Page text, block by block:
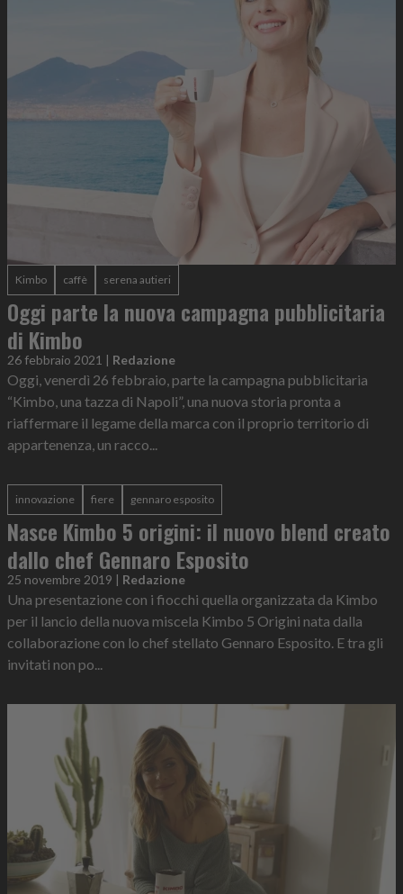
Kimbo caffè serena autieri
Oggi parte la nuova campagna pubblicitaria
di Kimbo
26 febbraio 2021 | Redazione
Oggi, venerdì 26 febbraio, parte la campagna pubblicitaria
“Kimbo, una tazza di Napoli”, una nuova storia pronta a
riaffermare il legame della marca con il proprio territorio di
appartenenza, un racco...
innovazione fiere gennaro esposito
Nasce Kimbo 5 origini: il nuovo blend creato
dallo chef Gennaro Esposito
25 novembre 2019 | Redazione
Una presentazione con i fiocchi quella organizzata da Kimbo
per il lancio della nuova miscela Kimbo 5 Origini nata dalla
collaborazione con lo chef stellato Gennaro Esposito. E tra gli
invitati non po...